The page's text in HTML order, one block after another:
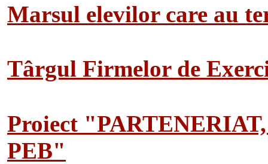
Marsul elevilor care au
Târgul Firmelor de
Proiect
PEB"